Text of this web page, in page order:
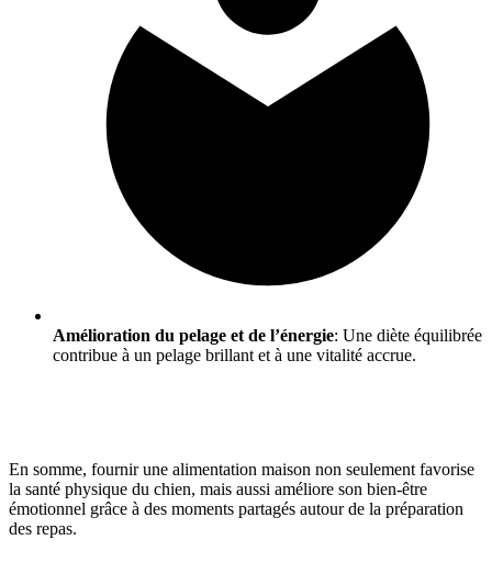
Amélioration du pelage et de l’énergie: Une diète équilibrée
contribue à un pelage brillant et à une vitalité accrue.
En somme, fournir une alimentation maison non seulement favorise
la santé physique du chien, mais aussi améliore son bien-être
émotionnel grâce à des moments partagés autour de la préparation
des repas.